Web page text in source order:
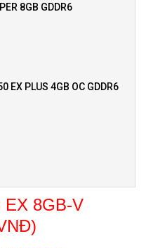
8GB GDDR6
EX PLUS 4GB OC GDDR6
EX 8GB-V